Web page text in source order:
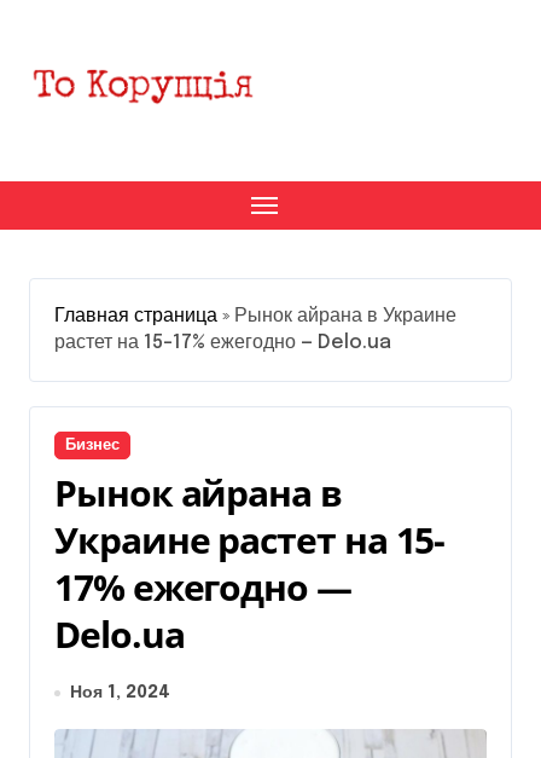
содержанию
Главная страница » Рынок айрана в Украине
растет на 15-17% ежегодно — Delo.ua
Бизнес
Рынок айрана в
Украине растет на 15-
17% ежегодно —
Delo.ua
Ноя 1, 2024